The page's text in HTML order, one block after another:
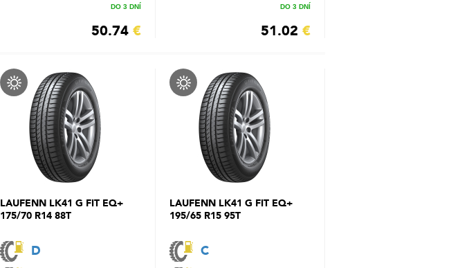
DO 3 DNÍ
50.74 €
DO 3 DNÍ
51.02 €
LAUFENN LK41 G FIT EQ+
175/70 R14 88T
D
LAUFENN LK41 G FIT EQ+
195/65 R15 95T
C